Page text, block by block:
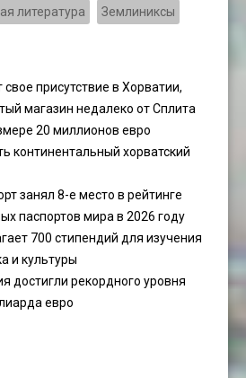
литература Землиниксы
присутствие в Хорватии,
магазин недалеко от Сплита
20 миллионов евро
континентальный хорватский
занял 8-е место в рейтинге
паспортов мира в 2026 году
700 стипендий для изучения
и культуры
достигли рекордного уровня
евро